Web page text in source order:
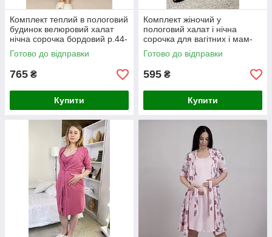
Комплект теплий в пологовий
будинок велюровий халат
нічна сорочка бордовий р.44-
58
Готово до відправки
765 ₴
Купити
Комплект жіночий у
пологовий халат і нічна
сорочка для вагітних і мам-
годувальниць мереживо
фіолетовий 44-58р.
Готово до відправки
595 ₴
Купити